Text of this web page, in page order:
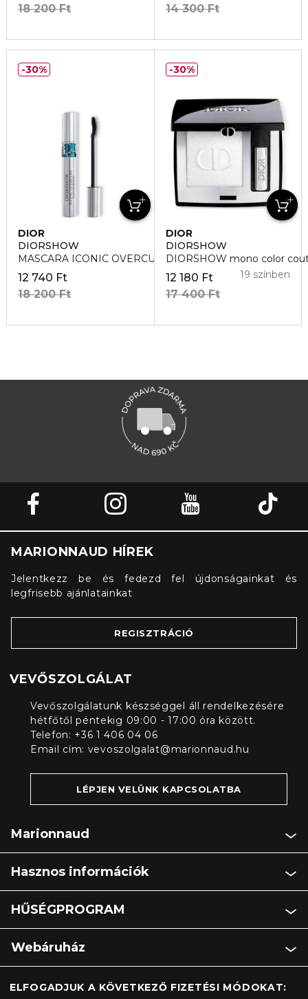
18 200 Ft
14 300 Ft
DIOR
DIORSHOW
MASCARA ICONIC OVERCURL Vízálló szempillaspirál
12 740 Ft
18 200 Ft
30%
DIOR
DIORSHOW
DIORSHOW mono color
12 180 Ft
17 400 Ft
19 színben
30%
MARIONNAUD HÍREK
Jelentkezz be és fedezd fel újdonságainkat és
legfrisebb ajánlatainkat
REGISZTRÁCIÓ
VEVŐSZOLGÁLAT
Vevőszolgálatunk készséggel áll rendelkezésére
hétfőtől péntekig 09:00 - 17:00 óra között.
Telefon: +36 1 406 04 06
Email cím: vevoszolgalat@marionnaud.hu
LÉPJEN VELÜNK KAPCSOLATBA
Marionnaud
Hasznos információk
HŰSÉGPROGRAM
Webáruház
ELFOGADJUK A KÖVETKEZŐ FIZETÉSI MÓDOKAT: